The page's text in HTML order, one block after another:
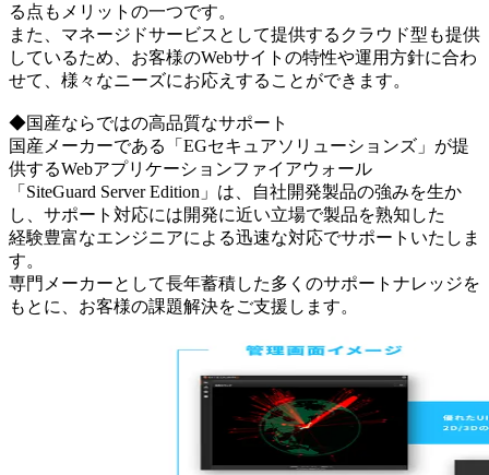
る点もメリットの一つです。
また、マネージドサービスとして提供するクラウド型も提供
しているため、お客様のWebサイトの特性や運用方針に合わ
せて、様々なニーズにお応えすることができます。
◆国産ならではの高品質なサポート
国産メーカーである「EGセキュアソリューションズ」が提
供するWebアプリケーションファイアウォール
「SiteGuard Server Edition」は、自社開発製品の強みを生か
し、サポート対応には開発に近い立場で製品を熟知した
経験豊富なエンジニアによる迅速な対応でサポートいたしま
す。
専門メーカーとして長年蓄積した多くのサポートナレッジを
もとに、お客様の課題解決をご支援します。